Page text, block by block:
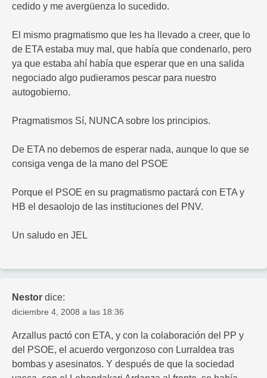
cedido y me avergüenza lo sucedido.
El mismo pragmatismo que les ha llevado a creer, que lo
de ETA estaba muy mal, que había que condenarlo, pero
ya que estaba ahí había que esperar que en una salida
negociado algo pudieramos pescar para nuestro
autogobierno.
Pragmatismos Sí, NUNCA sobre los principios.
De ETA no debemos de esperar nada, aunque lo que se
consiga venga de la mano del PSOE
Porque el PSOE en su pragmatismo pactará con ETA y
HB el desaolojo de las instituciones del PNV.
Un saludo en JEL
Nestor dice:
diciembre 4, 2008 a las 18:36
Arzallus pactó con ETA, y con la colaboración del PP y
del PSOE, el acuerdo vergonzoso con Lurraldea tras
bombas y asesinatos. Y después de que la sociedad